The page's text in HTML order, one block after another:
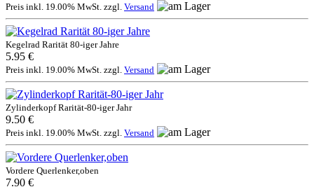
Preis inkl. 19.00% MwSt. zzgl. Versand
Kegelrad Rarität 80-iger Jahre
5.95 €
Preis inkl. 19.00% MwSt. zzgl. Versand
Zylinderkopf Rarität-80-iger Jahr
9.50 €
Preis inkl. 19.00% MwSt. zzgl. Versand
Vordere Querlenker,oben
7.90 €